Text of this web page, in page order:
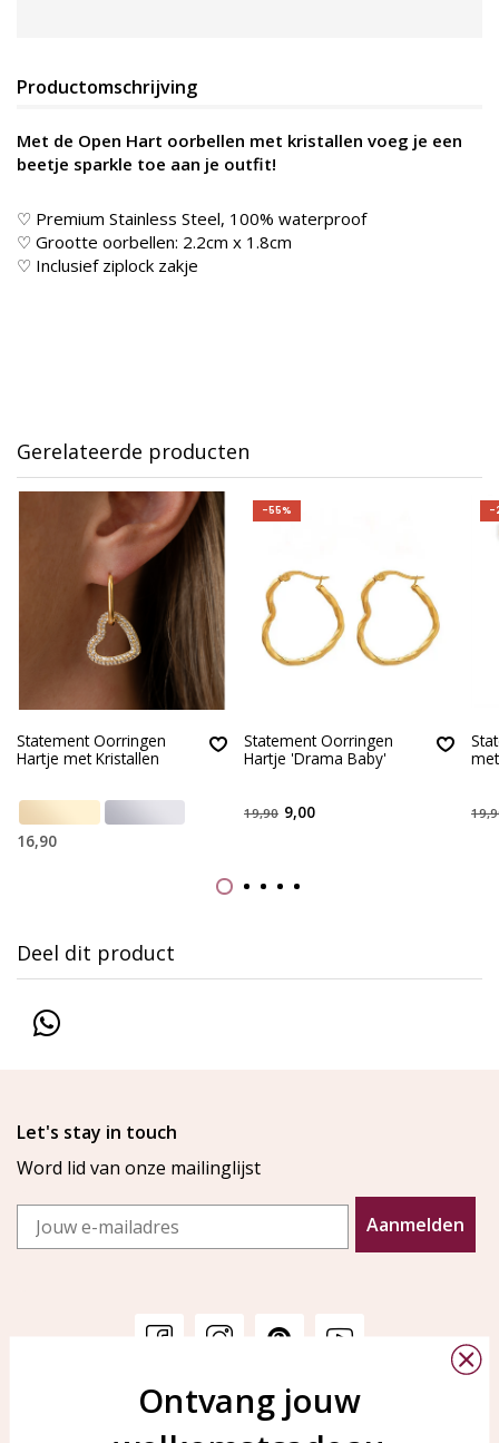
Productomschrijving
Met de Open Hart oorbellen met kristallen voeg je een
beetje sparkle toe aan je outfit!
♡ Premium Stainless Steel, 100% waterproof
♡ Grootte oorbellen: 2.2cm x 1.8cm
♡ Inclusief ziplock zakje
Gerelateerde producten
Statement Oorringen
Hartje met Kristallen
16,90
-55%
Statement Oorringen
Hartje 'Drama Baby'
19,90 9,00
-
Deel dit product
Let's stay in touch
Word lid van onze mailinglijst
Email
Aanmelden
KAYA Sieraden
Ontvang jouw